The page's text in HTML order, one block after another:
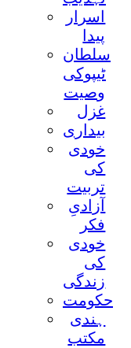
اسرار
پيدا
سلطان
ٹيپوکی
وصيت
غزل
بيداری
خودی
کی
تربيت
آزادیِ
فکر
خودی
کی
زندگی
حکومت
ہندی
مکتب